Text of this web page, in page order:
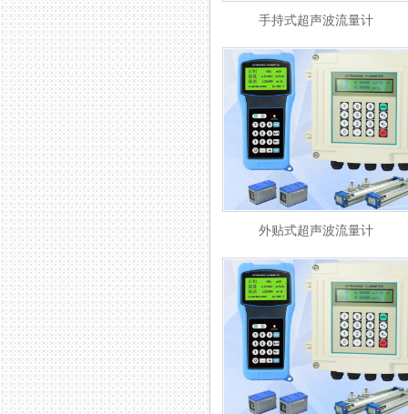
手持式超声波流量计
外贴式超声波流量计